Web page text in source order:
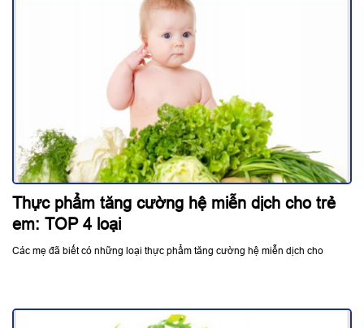
Thực phẩm tăng cường hệ miễn dịch cho trẻ
em: TOP 4 loại
Các mẹ đã biết có những loại thực phẩm tăng cường hệ miễn dịch cho